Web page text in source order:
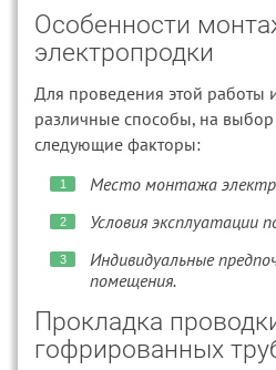
Особенности
электропродки
Для проведения этой работы
различные способы, на
следующие факторы:
Место монтажа
Условия эксплуатации
Индивидуальные
помещения.
Прокладка
гофрированных